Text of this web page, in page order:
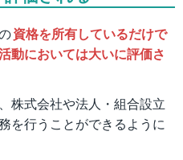
資格を所有しているだけで
動においては大いに評価さ
株式会社や法人・組合設立
を行うことができるように